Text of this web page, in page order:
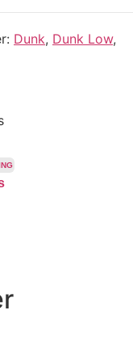
Dunk, Dunk Low,